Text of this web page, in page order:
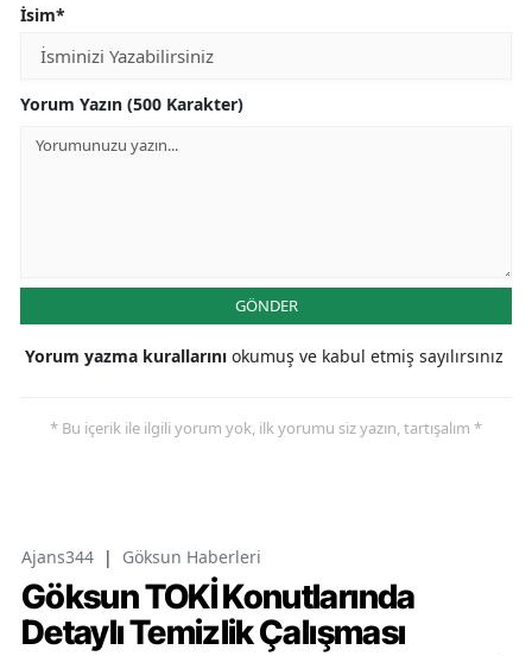
İsim*
Yorum Yazın (500 Karakter)
GÖNDER
Yorum yazma kurallarını okumuş ve kabul etmiş sayılırsınız
* Bu içerik ile ilgili yorum yok, ilk yorumu siz yazın, tartışalım *
Ajans344 | Göksun Haberleri
Göksun TOKİ Konutlarında
Detaylı Temizlik Çalışması